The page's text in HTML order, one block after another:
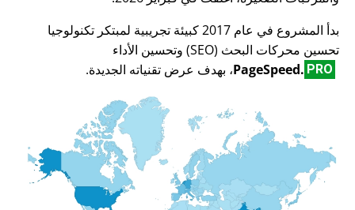
بدأ المشروع في عام 2017 كبيئة تجريبية لمبتكر تكنولوجيا
تحسين محركات البحث (SEO) وتحسين الأداء
PageSpeed. PRO ، بهدف عرض تقنياته الجديدة.